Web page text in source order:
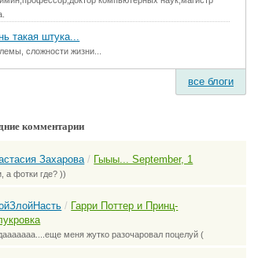
такая штука...
сложности жизни...
все блоги
комментарии
Захарова / Гыыы... September, 1
а фотки где? ))
/ Гарри Поттер и Принц-
меня жутко разочаровал поцелуй (